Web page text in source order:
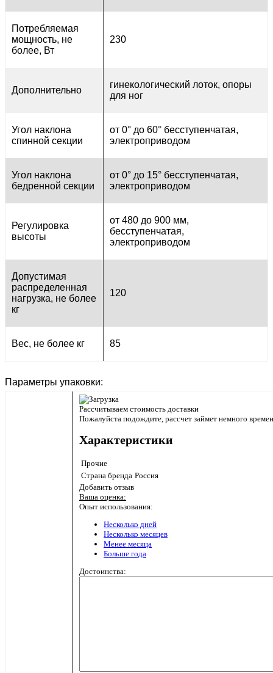
Потребляемая
мощность, не
более, Вт
230
Дополнительно
гинекологический лоток, опоры
для ног
Угол наклона
спинной секции
от 0° до 60° бесступенчатая,
электроприводом
Угол наклона
бедренной секции
от 0° до 15° бесступенчатая,
электроприводом
Регулировка
высоты
от 480 до 900 мм,
бесступенчатая,
электроприводом
Допустимая
распределенная
нагрузка, не более
кг
120
Вес, не более кг 85
Параметры упаковки:
Рассчитываем стоимость доставки
Пожалуйста подождите, рассчет займет немного
Характеристики
Прочие
Страна бренда Россия
Добавить отзыв
Ваша оценка:
Опыт использования:
Несколько дней
Несколько месяцев
Менее месяца
Больше года
Достоинства: